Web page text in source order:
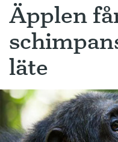
Hem
Artiklar
Krönikor
Språkfrågor
Skrivtips
Bokrecensioner
Äpplen
läte